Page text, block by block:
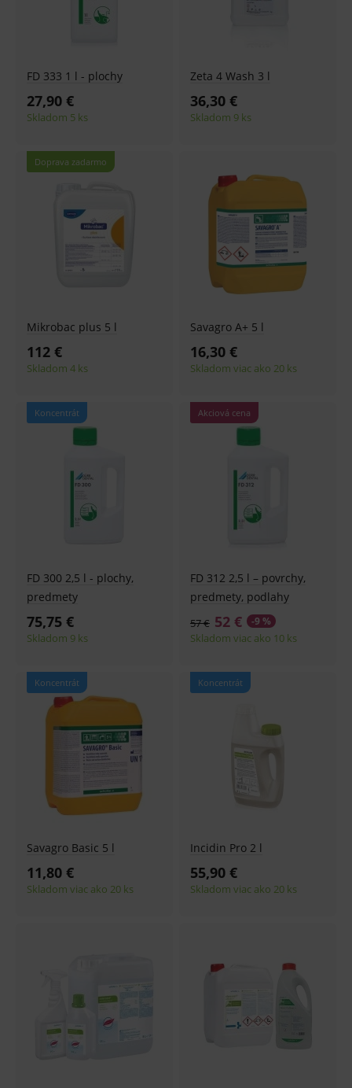
FD 333 1 l - plochy
27,90 €
Skladom 5 ks
Zeta 4 Wash 3 l
36,30 €
Skladom 9 ks
Doprava zadarmo
Mikrobac plus 5 l
112 €
Skladom 4 ks
Savagro A+ 5 l
16,30 €
Skladom viac ako 20 ks
Koncentrát
FD 300 2,5 l - plochy,
predmety
75,75 €
Skladom 9 ks
Akciová cena
FD 312 2,5 l – povrchy,
predmety, podlahy
52 €
57 € -9 %
Skladom viac ako 10 ks
Koncentrát
Savagro Basic 5 l
11,80 €
Skladom viac ako 20 ks
Koncentrát
Incidin Pro 2 l
55,90 €
Skladom viac ako 20 ks